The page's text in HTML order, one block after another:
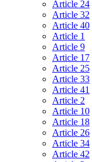
Article 24
Article 32
Article 40
Article 1
Article 9
Article 17
Article 25
Article 33
Article 41
Article 2
Article 10
Article 18
Article 26
Article 34
Article 42